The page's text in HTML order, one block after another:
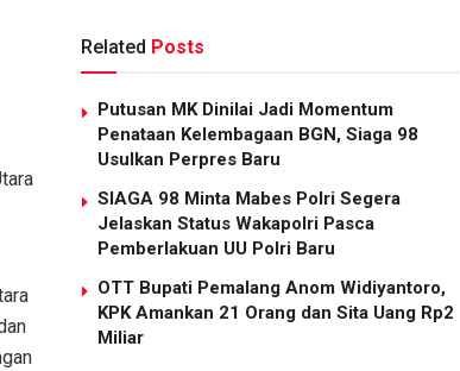
Related Posts
Putusan MK Dinilai Jadi Momentum
Penataan Kelembagaan BGN, Siaga 98
Usulkan Perpres Baru
SIAGA 98 Minta Mabes Polri Segera
Jelaskan Status Wakapolri Pasca
Pemberlakuan UU Polri Baru
OTT Bupati Pemalang Anom Widiyantoro,
KPK Amankan 21 Orang dan Sita Uang Rp2
Miliar